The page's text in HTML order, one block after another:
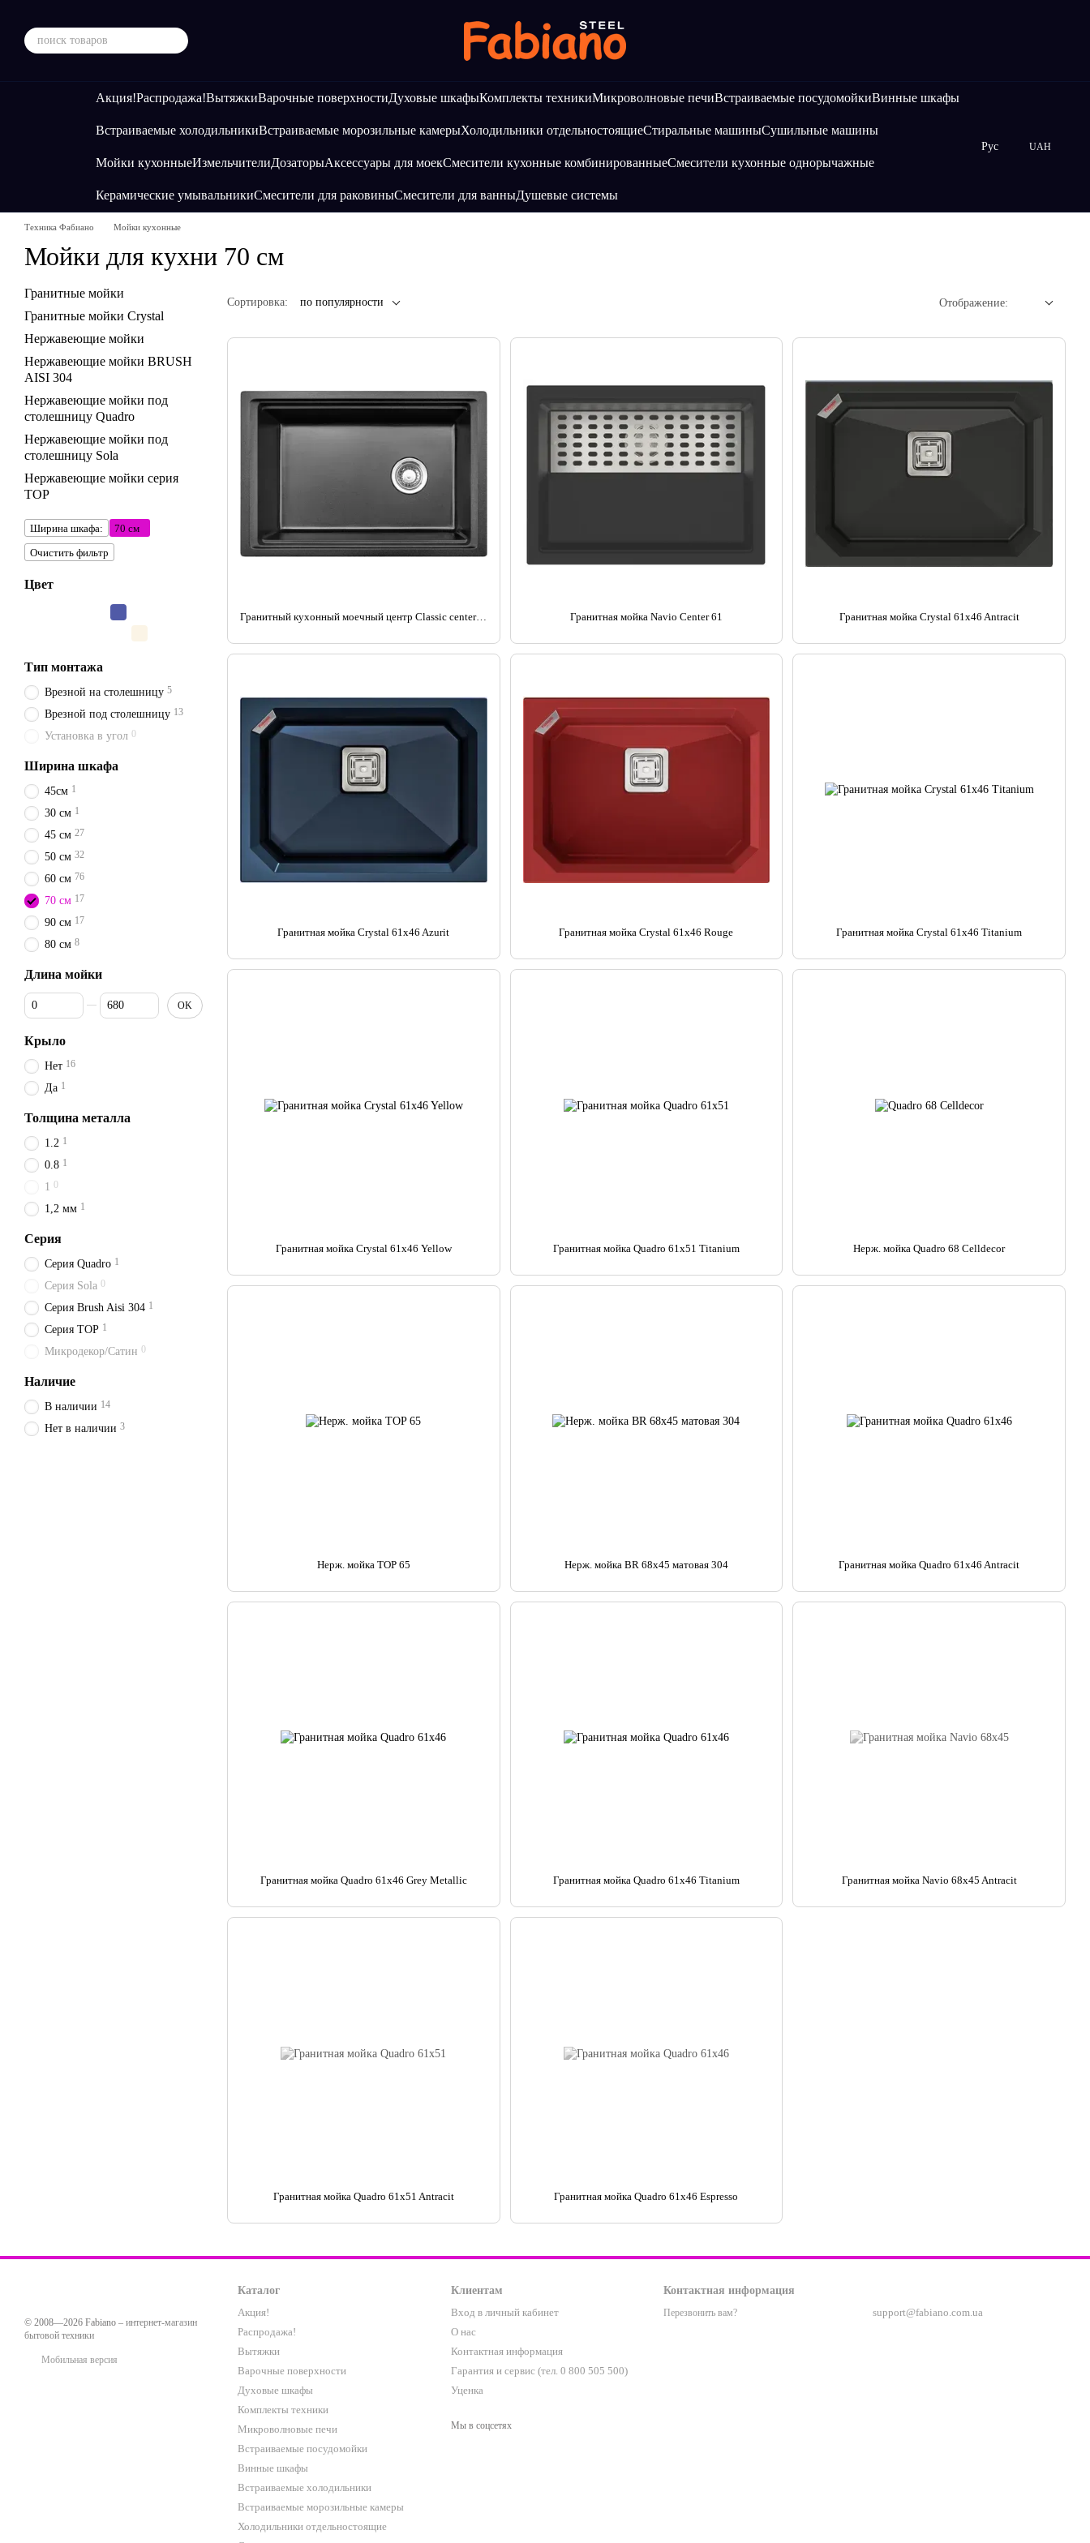
Акция!Распродажа!ВытяжкиВарочные поверхностиДуховые шкафыКомплекты техникиМикроволновые печиВстраиваемые посудомойкиВинные шкафы
Встраиваемые холодильникиВстраиваемые морозильные камерыХолодильники отдельностоящиеСтиральные машиныСушильные машины
Мойки кухонныеИзмельчителиДозаторыАксессуары для моекСмесители кухонные комбинированныеСмесители кухонные однорычажные
Керамические умывальникиСмесители для раковиныСмесители для ванныДушевые системы
Рус UAH
Техника Фабиано Мойки кухонные
Мойки для кухни 70 см
Сортировка: по популярности Отображение:
Гранитный кухонный моечный центр Classic center 68 Гранитная мойка Navio Center 61 Гранитная мойка Crystal 61x46 Antracit
Гранитная мойка Crystal 61x46 Azurit Гранитная мойка Crystal 61x46 Rouge Гранитная мойка Crystal 61x46 Titanium
Гранитная мойка Crystal 61x46 Yellow Гранитная мойка Quadro 61x51 Titanium Нерж. мойка Quadro 68 Celldecor
Нерж. мойка TOP 65 Нерж. мойка BR 68x45 матовая 304 Гранитная мойка Quadro 61x46 Antracit
Гранитная мойка Quadro 61x46 Grey Metallic Гранитная мойка Quadro 61x46 Titanium Гранитная мойка Navio 68x45 Antracit
Гранитная мойка Quadro 61x51 Antracit Гранитная мойка Quadro 61x46 Espresso
Гранитные мойки
Гранитные мойки Crystal
Нержавеющие мойки
Нержавеющие мойки BRUSH
AISI 304
Нержавеющие мойки под
столешницу Quadro
Нержавеющие мойки под
столешницу Sola
Нержавеющие мойки серия
TOP
Ширина шкафа:
70 см
Очистить фильтр
Цвет
Тип монтажа
Врезной на столешницу 5
Врезной под столешницу 13
Установка в угол 0
Ширина шкафа
45см 1
30 см 1
45 см 27
50 см 32
60 см 76
70 см 17
90 см 17
80 см 8
Длина мойки
От Длина мойки
До Длина мойки
OK
Крыло
Нет 16
Да 1
Толщина металла
1.2 1
0.8 1
1 0
1,2 мм 1
Серия
Серия Quadro 1
Серия Sola 0
Серия Brush Aisi 304 1
Серия TOP 1
Микродекор/Сатин 0
Наличие
В наличии 14
Нет в наличии 3
© 2008—2026 Fabiano – интернет-магазин
бытовой техники
Мобильная версия
Каталог
Акция!
Распродажа!
Вытяжки
Варочные поверхности
Духовые шкафы
Комплекты техники
Микроволновые печи
Встраиваемые посудомойки
Винные шкафы
Встраиваемые холодильники
Встраиваемые морозильные камеры
Холодильники отдельностоящие
Клиентам
Вход в личный кабинет
О нас
Контактная информация
Гарантия и сервис (тел. 0 800 505 500)
Уценка
Мы в соцсетях
Контактная информация
Перезвонить вам? support@fabiano.com.ua